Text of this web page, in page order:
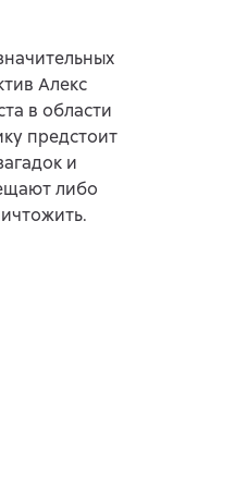
Алекс
в области
предстоит
и
либо